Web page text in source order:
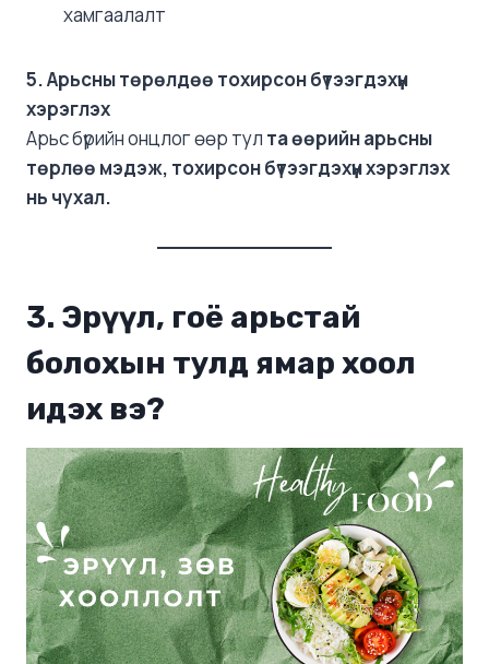
хамгаалалт
5. Арьсны төрөлдөө тохирсон бүтээгдэхүүн
хэрэглэх
Арьс бүрийн онцлог өөр тул та өөрийн арьсны
төрлөө мэдэж, тохирсон бүтээгдэхүүн хэрэглэх
нь чухал.
3. Эрүүл, гоё арьстай
болохын тулд ямар хоол
идэх вэ?